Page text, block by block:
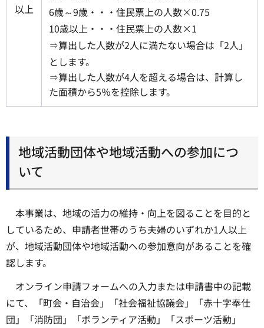
以上
6歳～9歳・・・住民票上の人数×0.75
10歳以上・・・住民票上の人数×1
⇒算出した人数が2人に満たない場合は「2人」
とします。
⇒算出した人数が4人を超える場合は、計算し
た面積から5％を控除します。
地域活動団体や地域活動への参加につ
いて
本事業は、地域の活力の維持・向上を図ることを目的と
しているため、申請者世帯のうち夫婦のいずれか1人以上
が、地域活動団体や地域活動への参加意向があることを確
認します。
オンライン申請フォームへの入力または申請書中の記載
にて、「町会・自治会」「社会福祉協議会」「赤十字奉仕
団」「消防団」「ボランティア活動」「スポーツ活動」